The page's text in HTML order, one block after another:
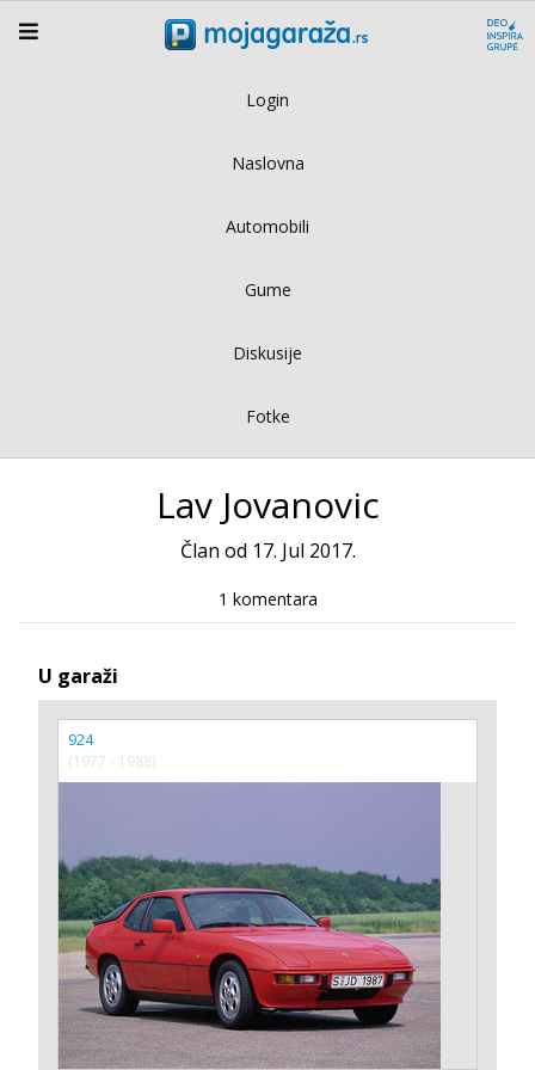
Login
Naslovna
Automobili
Gume
Diskusije
Fotke
Lav Jovanovic
Član od 17. Jul 2017.
1 komentara
U garaži
924
(1977 - 1988)